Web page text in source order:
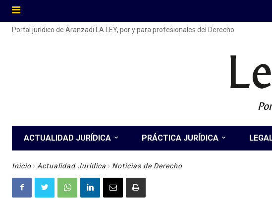
Portal jurídico de Aranzadi LA LEY, por y para profesionales del Derecho
ACTUALIDAD JURÍDICA PRÁCTICA JURÍDICA
Inicio Actualidad Jurídica Noticias de Derecho